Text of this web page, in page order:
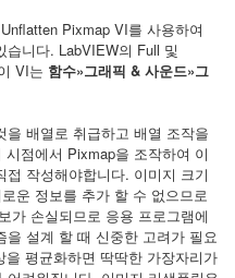
Pixmap VI를 사용하여
니다. LabVIEW의 Full 및
VI는 함수»그래픽 & 사운드»그
배열로 취급하고 배열 조작을
점에서 Pixmap을 조작하여 이
작성해야합니다. 이미지 크기
운 정보를 추가 할 수 없으므로
가 손실되므로 응용 프로그램에
설계 할 때 신중한 고려가 필요
평균화하면 딱딱한 가장자리가